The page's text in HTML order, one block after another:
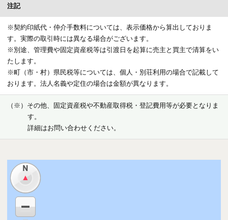
ニエンスストア）
設備
電気 沖縄電力（株）
ガス ＬＰガス集中方式
給湯 ガス給湯器
排水・汚水 公共下水道
注記
◆◇■・客室内にはホテル指定の家具設置済みです。・所有客室に対し
「ホテル賃貸借契約」「ホテル資産管理業務委託契約」を結んでいただ
きます。・ホテル運用が前提となるため、上記契約を解除することはで
注記
※契約印紙代・仲介手数料については、表示価格から算出しておりま
す。実際の取引時には異なる場合がございます。
※別途、管理費や固定資産税等は引渡日を起算に売主と買主で清算をい
たします。
※町（市・村）県民税等については、個人・別荘利用の場合で記載して
おります。法人名義や定住の場合は金額が異なります。
（※）その他、固定資産税や不動産取得税・登記費用等が必要となりま
す。
詳細はお問い合わせください。